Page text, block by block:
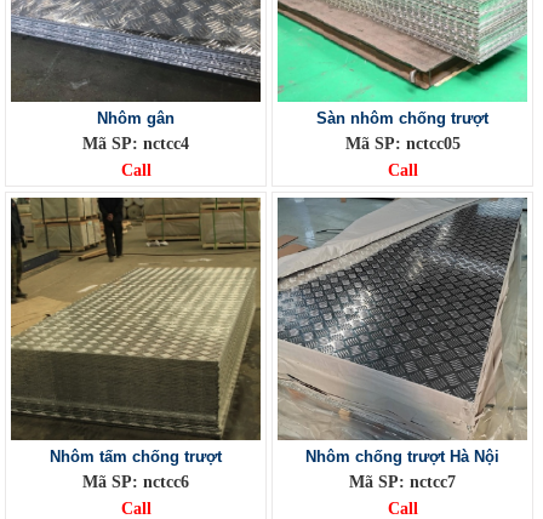
Nhôm gân
Mã SP: nctcc4
Call
Sàn nhôm chống trượt
Mã SP: nctcc05
Call
Nhôm tấm chống trượt
Mã SP: nctcc6
Call
Nhôm chống trượt Hà Nội
Mã SP: nctcc7
Call